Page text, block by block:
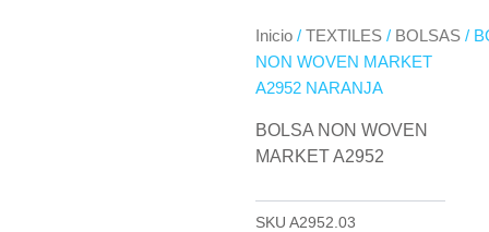
Inicio / TEXTILES / BOLSAS /
NON WOVEN MARKET
A2952 NARANJA
BOLSA NON WOVEN
MARKET A2952
SKU A2952.03